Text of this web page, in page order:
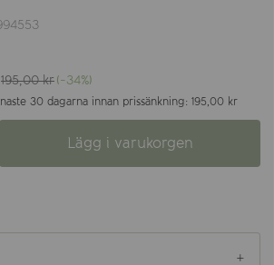
195,00 kr(-34%)
30 dagarna innan prissänkning: 195,00 kr
Lägg i varukorgen